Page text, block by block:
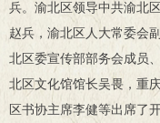
兵。渝北区领导中共渝北
赵兵，渝北区人大常委会
北区委宣传部部务会成员
北区文化馆馆长吴畏，重
区书协主席李健等出席了